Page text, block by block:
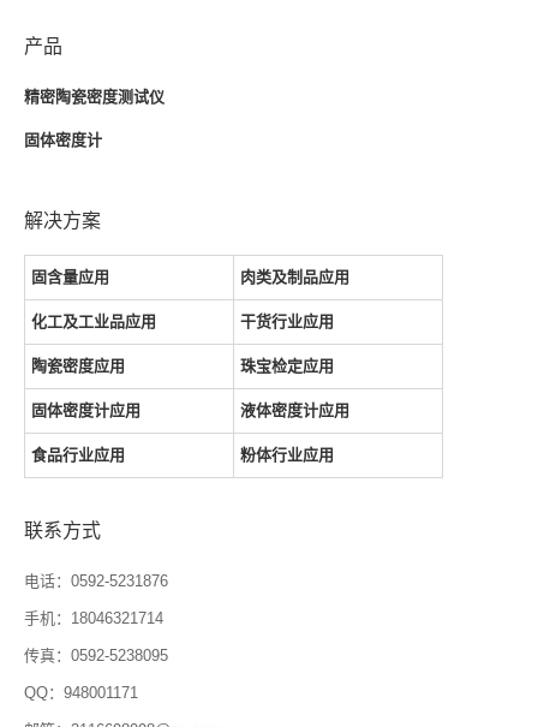
产品
精密陶瓷密度测试仪
固体密度计
解决方案
固含量应用 肉类及制品应用
化工及工业品应用 干货行业应用
陶瓷密度应用 珠宝检定应用
固体密度计应用 液体密度计应用
食品行业应用 粉体行业应用
联系方式
电话：0592-5231876
手机：18046321714
传真：0592-5238095
QQ：948001171